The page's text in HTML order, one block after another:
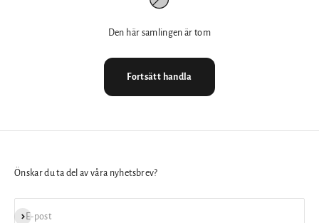
Den här samlingen är tom
Fortsätt handla
Önskar du ta del av våra nyhetsbrev?
E-post
Prenumerera